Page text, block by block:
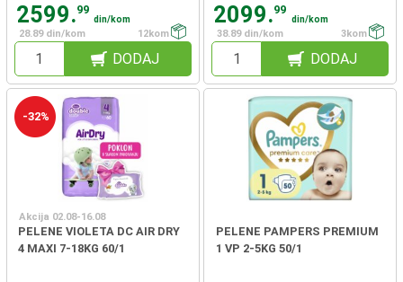
2599.99
din/kom
28.89 din/kom
12kom
DODAJ
2099.99
din/kom
38.89 din/kom
3kom
DODAJ
-32%
Akcija 02.08-16.08
PELENE VIOLETA DC AIR DRY
4 MAXI 7-18KG 60/1
PELENE PAMPERS PREMIUM
1 VP 2-5KG 50/1